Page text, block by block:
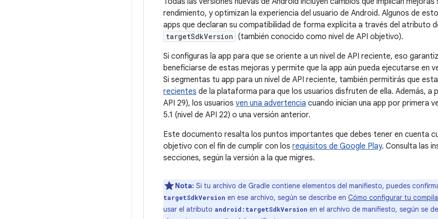
rendimiento, y optimizan la experiencia del usuario de Android. Algunos de
apps que declaran su compatibilidad de forma explícita a través del atributo
targetSdkVersion (también conocido como nivel de API objetivo).
Si configuras la app para que se oriente a un nivel de API reciente, eso
beneficiarse de estas mejoras y permite que la app aún pueda ejecutarse en
Si segmentas tu app para un nivel de API reciente, también permitirás que
recientes de la plataforma para que los usuarios disfruten de ella. Además, a
API 29), los usuarios ven una advertencia cuando inician una app por primera
5.1 (nivel de API 22) o una versión anterior.
Este documento resalta los puntos importantes que debes tener en cuenta
objetivo con el fin de cumplir con los requisitos de Google Play. Consulta las
secciones, según la versión a la que migres.
Nota: Si tu archivo de Gradle contiene elementos del manifiesto, puedes
targetSdkVersion en ese archivo, según se describe en Cómo configurar tu
usar el atributo android:targetSdkVersion en el archivo de manifiesto, según se